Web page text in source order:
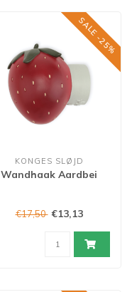
SALE -25%
KONGES SLØJD
Wandhaak Aardbei
€17,50 €13,13